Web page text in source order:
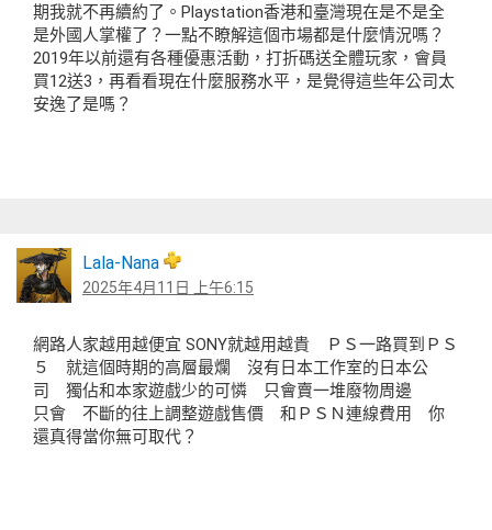
期我就不再續約了。Playstation香港和臺灣現在是不是全
是外國人掌權了？一點不瞭解這個市場都是什麼情況嗎？
2019年以前還有各種優惠活動，打折碼送全體玩家，會員
買12送3，再看看現在什麼服務水平，是覺得這些年公司太
安逸了是嗎？
Lala-Nana
2025年4月11日 上午6:15
網路人家越用越便宜 SONY就越用越貴 ＰＳ一路買到ＰＳ
５ 就這個時期的高層最爛 沒有日本工作室的日本公
司 獨佔和本家遊戲少的可憐 只會賣一堆廢物周邊
只會 不斷的往上調整遊戲售價 和ＰＳＮ連線費用 你
還真得當你無可取代？